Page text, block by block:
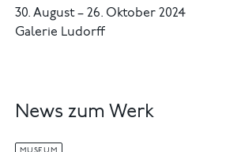
30. August–26. Oktober 2024
Galerie Ludorff
News zum Werk